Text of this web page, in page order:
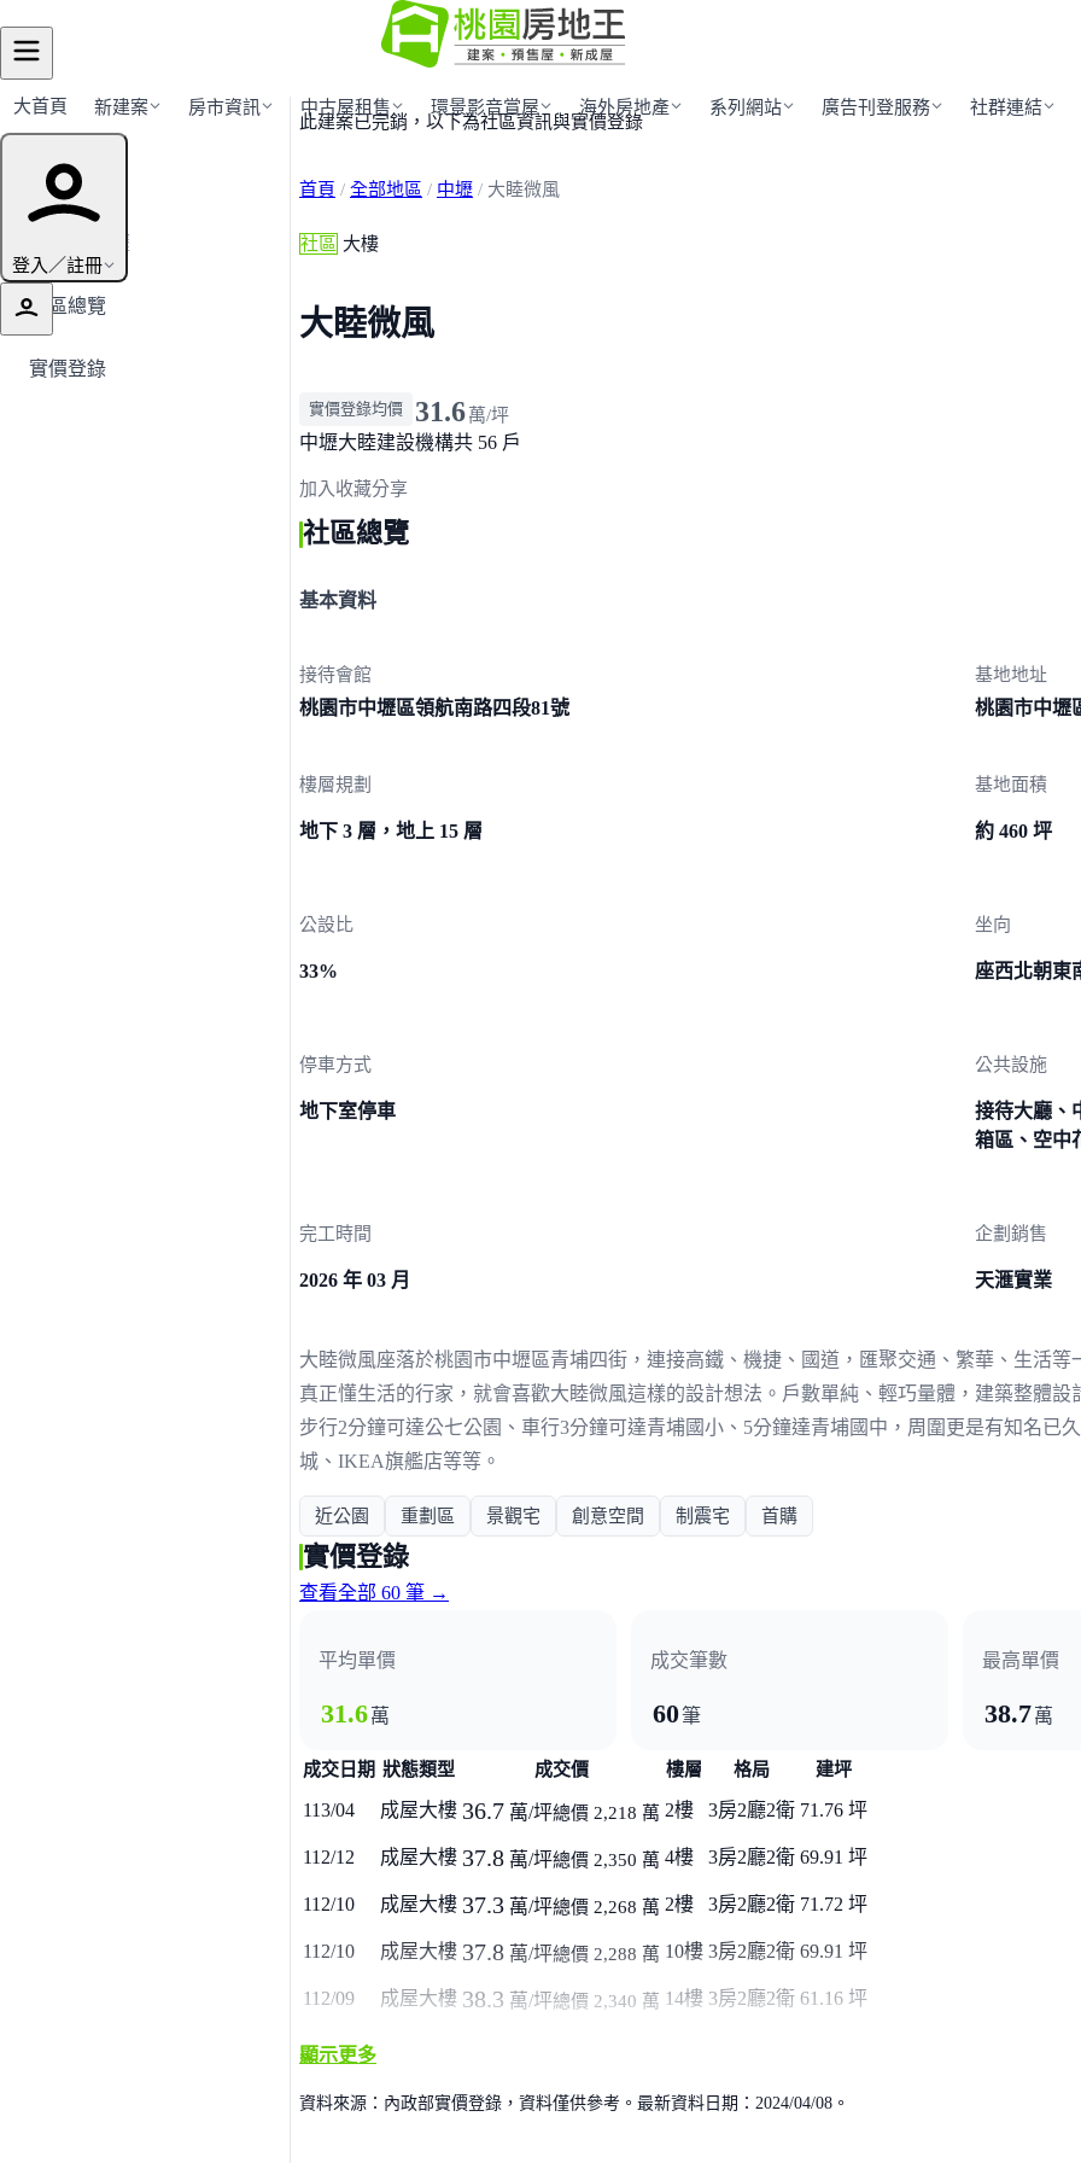
大首頁 新建案 房市資訊 中古屋租售 環景影音賞屋 海外房地產 系列網站 廣告刊登服務 社群連結
登入／註冊
建案導覽
← 返回中壢
社區總覽
實價登錄
此建案已完銷，以下為社區資訊與實價登錄
首頁 / 全部地區 / 中壢 / 大睦微風
社區 大樓
大睦微風
實價登錄均價 31.6萬/坪
中壢大睦建設機構共 56 戶
加入收藏分享
社區總覽
基本資料
接待會館
桃園市中壢區領航南路四段81號
基地地址
桃園市中壢
樓層規劃
地下 3 層，地上 15 層
基地面積
約 460 坪
公設比
33%
坐向
座西北朝東
停車方式
地下室停車
公共設施
接待大廳、
箱區、空中
完工時間
2026 年 03 月
企劃銷售
天滙實業
大睦微風座落於桃園市中壢區青埔四街，連接高鐵、機捷、國道，匯聚交通、繁華、生活等
真正懂生活的行家，就會喜歡大睦微風這樣的設計想法。戶數單純、輕巧量體，建築整體設
步行2分鐘可達公七公園、車行3分鐘可達青埔國小、5分鐘達青埔國中，周圍更是有知名已
城、IKEA旗艦店等等。
近公園 重劃區 景觀宅 創意空間 制震宅 首購
實價登錄
查看全部 60 筆 →
平均單價
31.6萬
成交筆數
60筆
最高單價
38.7萬
成交日期 狀態類型 成交價 樓層 格局 建坪
113/04 成屋大樓 36.7 萬/坪總價 2,218 萬 2樓 3房2廳2衛 71.76 坪
112/12 成屋大樓 37.8 萬/坪總價 2,350 萬 4樓 3房2廳2衛 69.91 坪
112/10 成屋大樓 37.3 萬/坪總價 2,268 萬 2樓 3房2廳2衛 71.72 坪
112/10 成屋大樓 37.8 萬/坪總價 2,288 萬 10樓 3房2廳2衛 69.91 坪
112/09 成屋大樓 38.3 萬/坪總價 2,340 萬 14樓 3房2廳2衛 61.16 坪
顯示更多
資料來源：內政部實價登錄，資料僅供參考。最新資料日期：2024/04/08。